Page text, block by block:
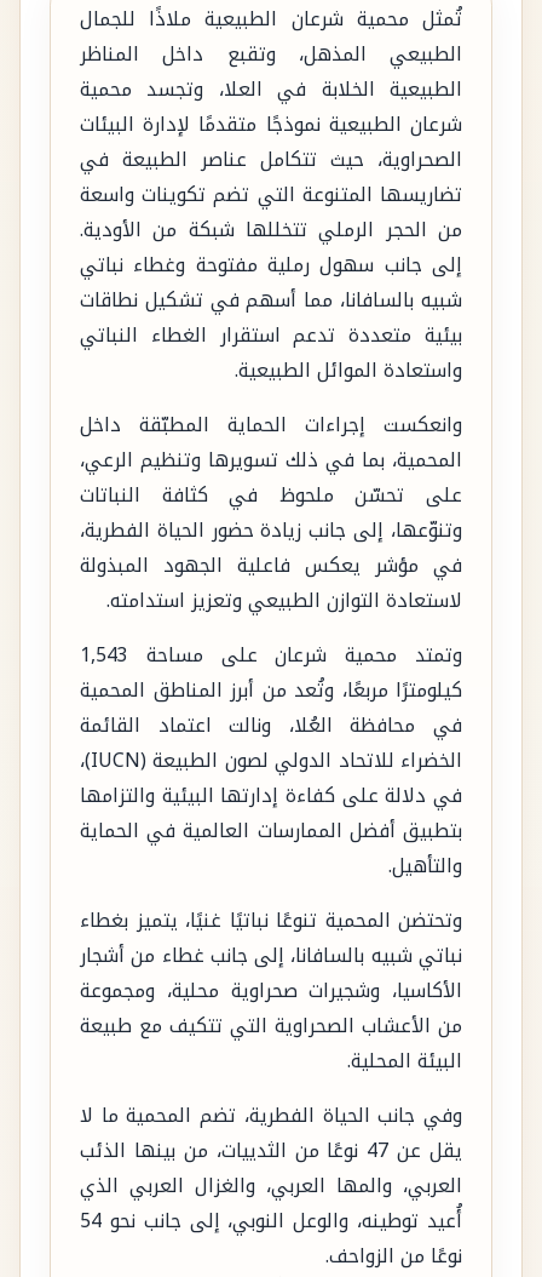
تُمثل محمية شرعان الطبيعية ملاذًا للجمال
الطبيعي المذهل، وتقبع داخل المناظر
الطبيعية الخلابة في العلا، وتجسد محمية
شرعان الطبيعية نموذجًا متقدمًا لإدارة البيئات
الصحراوية، حيث تتكامل عناصر الطبيعة في
تضاريسها المتنوعة التي تضم تكوينات واسعة
من الحجر الرملي تتخللها شبكة من الأودية.
إلى جانب سهول رملية مفتوحة وغطاء نباتي
شبيه بالسافانا، مما أسهم في تشكيل نطاقات
بيئية متعددة تدعم استقرار الغطاء النباتي
واستعادة الموائل الطبيعية.
وانعكست إجراءات الحماية المطبّقة داخل
المحمية، بما في ذلك تسويرها وتنظيم الرعي،
على تحسّن ملحوظ في كثافة النباتات
وتنوّعها، إلى جانب زيادة حضور الحياة الفطرية،
في مؤشر يعكس فاعلية الجهود المبذولة
لاستعادة التوازن الطبيعي وتعزيز استدامته.
وتمتد محمية شرعان على مساحة 1,543
كيلومترًا مربعًا، وتُعد من أبرز المناطق المحمية
في محافظة العُلا، ونالت اعتماد القائمة
الخضراء للاتحاد الدولي لصون الطبيعة (IUCN)،
في دلالة على كفاءة إدارتها البيئية والتزامها
بتطبيق أفضل الممارسات العالمية في الحماية
والتأهيل.
وتحتضن المحمية تنوعًا نباتيًا غنيًا، يتميز بغطاء
نباتي شبيه بالسافانا، إلى جانب غطاء من أشجار
الأكاسيا، وشجيرات صحراوية محلية، ومجموعة
من الأعشاب الصحراوية التي تتكيف مع طبيعة
البيئة المحلية.
وفي جانب الحياة الفطرية، تضم المحمية ما لا
يقل عن 47 نوعًا من الثدييات، من بينها الذئب
العربي، والمها العربي، والغزال العربي الذي
أُعيد توطينه، والوعل النوبي، إلى جانب نحو 54
نوعًا من الزواحف.